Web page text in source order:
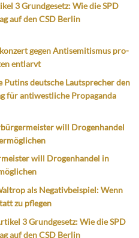
3 Grundgesetz: Wie die SPD
auf den CSD Berlin
gegen Antisemitismus pro-
entlarvt
Putins deutsche Lautsprecher den
für antiwestliche Propaganda
will Drogenhandel
will Drogenhandel in
als Negativbeispiel: Wenn
zu pflegen
3 Grundgesetz: Wie die SPD
auf den CSD Berlin